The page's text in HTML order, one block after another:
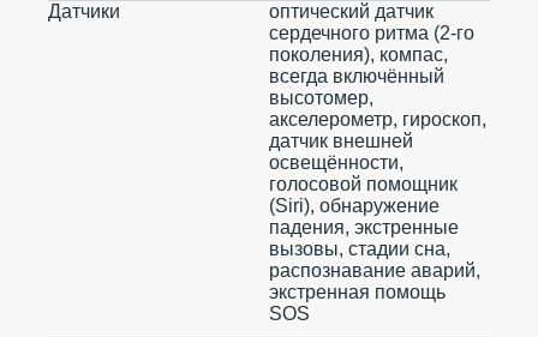
Датчики
оптический датчик
сердечного ритма (2‑го
поколения), компас,
всегда включённый
высотомер,
акселерометр, гироскоп,
датчик внешней
освещённости,
голосовой помощник
(Siri), обнаружение
падения, экстренные
вызовы, стадии сна,
распознавание аварий,
экстренная помощь
SOS